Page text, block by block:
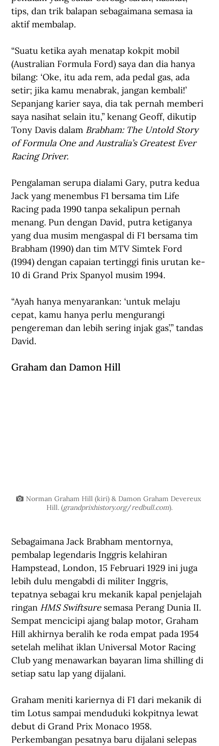
tips, dan trik balapan sebagaimana semasa ia
aktif membalap.
“Suatu ketika ayah menatap kokpit mobil
(Australian Formula Ford) saya dan dia hanya
bilang: ‘Oke, itu ada rem, ada pedal gas, ada
setir; jika kamu menabrak, jangan kembali!’
Sepanjang karier saya, dia tak pernah memberi
saya nasihat selain itu,” kenang Geoff, dikutip
Tony Davis dalam Brabham: The Untold Story
of Formula One and Australia’s Greatest Ever
Racing Driver.
Pengalaman serupa dialami Gary, putra kedua
Jack yang menembus F1 bersama tim Life
Racing pada 1990 tanpa sekalipun pernah
menang. Pun dengan David, putra ketiganya
yang dua musim mengaspal di F1 bersama tim
Brabham (1990) dan tim MTV Simtek Ford
(1994) dengan capaian tertinggi finis urutan ke-
10 di Grand Prix Spanyol musim 1994.
“Ayah hanya menyarankan: ‘untuk melaju
cepat, kamu hanya perlu mengurangi
pengereman dan lebih sering injak gas’,” tandas
David.
Graham dan Damon Hill
Norman Graham Hill (kiri) & Damon Graham Devereux
Hill. (grandprixhistory.org/redbull.com).
Sebagaimana Jack Brabham mentornya,
pembalap legendaris Inggris kelahiran
Hampstead, London, 15 Februari 1929 ini juga
lebih dulu mengabdi di militer Inggris,
tepatnya sebagai kru mekanik kapal penjelajah
ringan HMS Swiftsure semasa Perang Dunia II.
Sempat mencicipi ajang balap motor, Graham
Hill akhirnya beralih ke roda empat pada 1954
setelah melihat iklan Universal Motor Racing
Club yang menawarkan bayaran lima shilling di
setiap satu lap yang dijalani.
Graham meniti kariernya di F1 dari mekanik di
tim Lotus sampai menduduki kokpitnya lewat
debut di Grand Prix Monaco 1958.
Perkembangan pesatnya baru dijalani selepas